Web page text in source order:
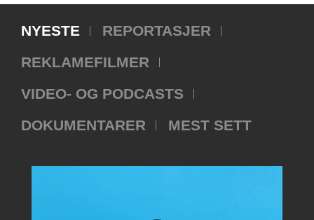
NYESTE
REPORTASJER
REKLAMEFILMER
VIDEO- OG PODCASTS
DOKUMENTARER
MEST SETT